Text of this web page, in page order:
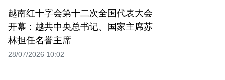
越南红十字会第十二次全国代表大会
开幕：越共中央总书记、国家主席苏
林担任名誉主席
28/07/2026 10:02